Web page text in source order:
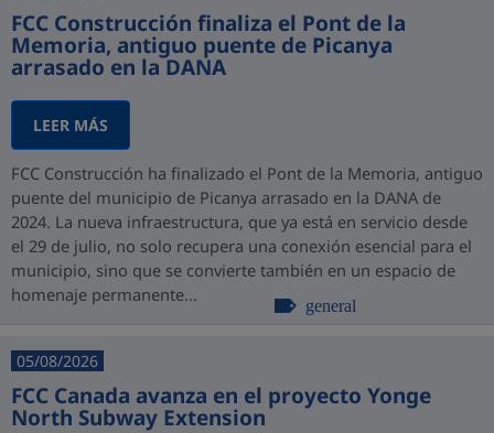
FCC Construcción finaliza el Pont de la
Memoria, antiguo puente de Picanya
arrasado en la DANA
LEER MÁS
FCC Construcción ha finalizado el Pont de la Memoria, antiguo
puente del municipio de Picanya arrasado en la DANA de
2024. La nueva infraestructura, que ya está en servicio desde
el 29 de julio, no solo recupera una conexión esencial para el
municipio, sino que se convierte también en un espacio de
homenaje permanente...
general
05/08/2026
FCC Canada avanza en el proyecto Yonge
North Subway Extension